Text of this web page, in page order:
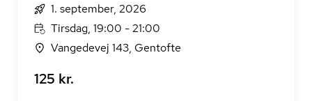
1. september, 2026
Tirsdag, 19:00 - 21:00
Vangedevej 143, Gentofte
125 kr.